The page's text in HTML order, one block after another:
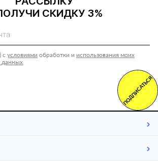
СКИДКУ 3%
с условиями обработки и использования моих
данных
ПОДПИСАТЬСЯ